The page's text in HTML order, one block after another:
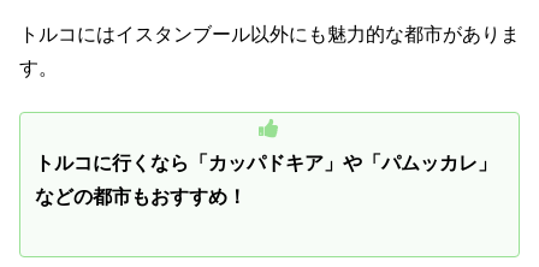
トルコにはイスタンブール以外にも魅力的な都市がありま
す。
トルコに行くなら「カッパドキア」や「パムッカレ」
などの都市もおすすめ！